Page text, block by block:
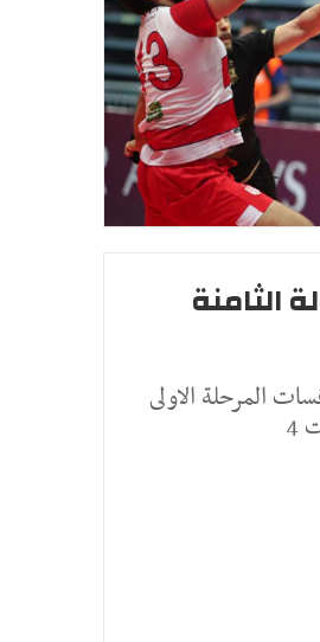
الثامنة
المرحلة الاولى